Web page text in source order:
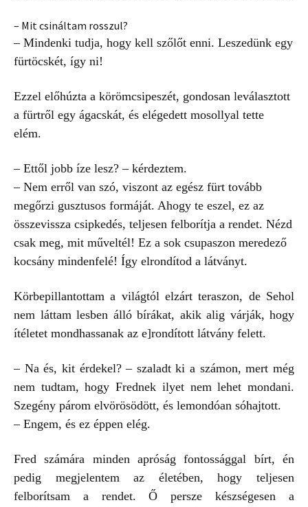
– Mit csináltam rosszul?
– Mindenki tudja, hogy kell szőlőt enni. Leszedünk egy
fürtöcskét, így ni!
Ezzel előhúzta a körömcsipeszét, gondosan leválasztott
a fürtről egy ágacskát, és elégedett mosollyal tette
elém.
– Ettől jobb íze lesz? – kérdeztem.
– Nem erről van szó, viszont az egész fürt tovább
megőrzi gusztusos formáját. Ahogy te eszel, ez az
összevissza csipkedés, teljesen felborítja a rendet. Nézd
csak meg, mit műveltél! Ez a sok csupaszon meredező
kocsány mindenfelé! Így elrondítod a látványt.
Körbepillantottam a világtól elzárt teraszon, de Sehol
nem láttam lesben álló bírákat, akik alig várják, hogy
ítéletet mondhassanak az e]rondított látvány felett.
– Na és, kit érdekel? – szaladt ki a számon, mert még
nem tudtam, hogy Frednek ilyet nem lehet mondani.
Szegény párom elvörösödött, és lemondóan sóhajtott.
– Engem, és ez éppen elég.
Fred számára minden apróság fontossággal bírt, én
pedig megjelentem az életében, hogy teljesen
felborítsam a rendet. Ő persze készségesen a